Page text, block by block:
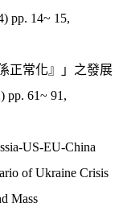
pp. 14~ 15,
正常化』」之發展
pp. 61~ 91,
US-EU-China
of Ukraine Crisis
Mass